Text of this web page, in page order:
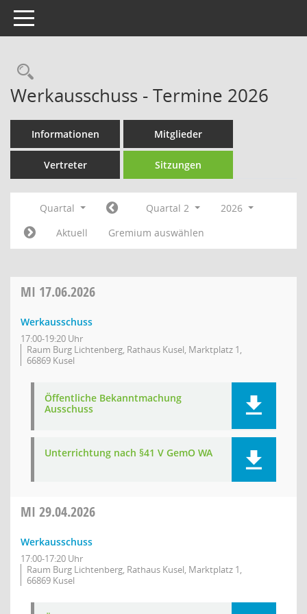
Toggle navigation
Rechercheauswahl
Werkausschuss - Termine 2026
Informationen Mitglieder
Vertreter Sitzungen
Quartal Quartal 2
2026
Aktuell
Gremium auswählen
MI 17.06.2026
Werkausschuss
17:00-19:20 Uhr
Raum Burg Lichtenberg, Rathaus Kusel, Marktplatz 1,
66869 Kusel
Öffentliche Bekanntmachung
Ausschuss
Unterrichtung nach §41 V GemO WA
MI 29.04.2026
Werkausschuss
17:00-17:20 Uhr
Raum Burg Lichtenberg, Rathaus Kusel, Marktplatz 1,
66869 Kusel